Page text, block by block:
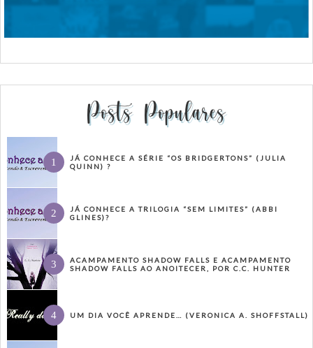
Posts Populares
JÁ CONHECE A SÉRIE “OS BRIDGERTONS” (JULIA
QUINN) ?
JÁ CONHECE A TRILOGIA “SEM LIMITES” (ABBI
GLINES)?
ACAMPAMENTO SHADOW FALLS E ACAMPAMENTO
SHADOW FALLS AO ANOITECER, POR C.C. HUNTER
UM DIA VOCÊ APRENDE… (VERONICA A. SHOFFSTALL)